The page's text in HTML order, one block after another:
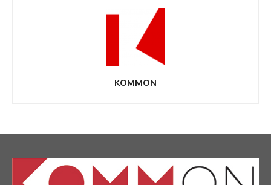
KOMMON